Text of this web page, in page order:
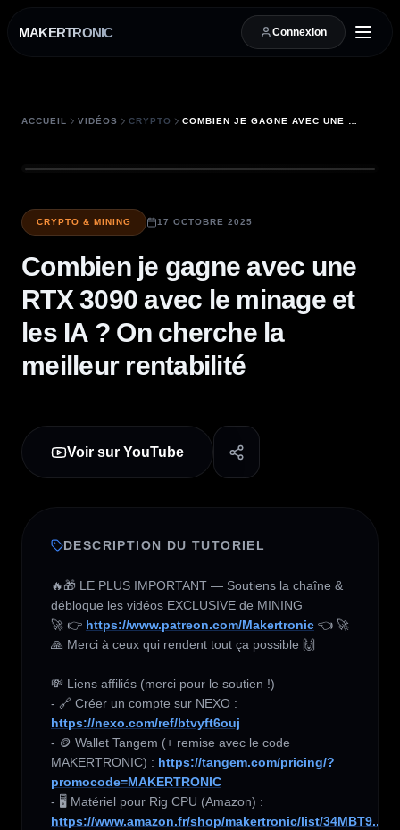
MAKERTRONIC Connexion
ACCUEIL VIDÉOS CRYPTO
CRYPTO & MINING 17 OCTOBRE 2025
Combien je gagne avec une
RTX 3090 avec le minage et
les IA ? On cherche la
meilleur rentabilité
Voir sur YouTube
DESCRIPTION DU TUTORIEL
🔥🎁 LE PLUS IMPORTANT — Soutiens la chaîne &
débloque les vidéos EXCLUSIVE de MINING
🚀 👉 https://www.patreon.com/Makertronic 👈 🚀
🙏 Merci à ceux qui rendent tout ça possible 🙌
💸 Liens affiliés (merci pour le soutien !)
https://nexo.com/ref/btvyft6ouj
- 🪙 Wallet Tangem (+ remise avec le code
MAKERTRONIC) : https://tangem.com/pricing/?
promocode=MAKERTRONIC
https://www.amazon.fr/shop/makertronic/list/34MBT9...